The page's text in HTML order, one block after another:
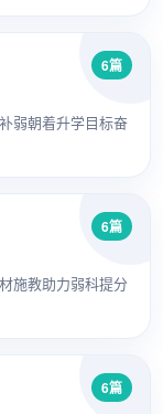
6篇
弱朝着升学目标奋
6篇
施教助力弱科提分
6篇